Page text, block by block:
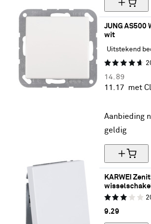
JUNG AS500
wit
Uitstekend
14. 89
11. 17
met
Aanbieding
geldig
KARWEI
9.29